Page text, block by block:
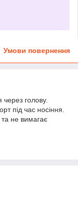
Умови повернення
голову.
під час носіння.
та не вимагає